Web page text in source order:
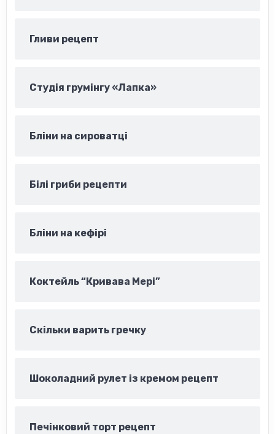
Гливи рецепт
Студія грумінгу «Лапка»
Бліни на сироватці
Білі гриби рецепти
Бліни на кефірі
Коктейль “Кривава Мері”
Скільки варить гречку
Шоколадний рулет із кремом рецепт
Печінковий торт рецепт